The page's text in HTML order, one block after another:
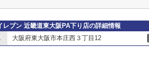
レブン 近畿道東大阪PA下り店の詳細情報
大阪府東大阪市本庄西３丁目12